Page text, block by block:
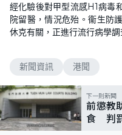
經化驗後對甲型流感H1病毒
院留醫，情況危殆。衞生防
休克有關，正進行流行病學調
新聞資訊 港聞
下一則新聞
前懲教
食 判